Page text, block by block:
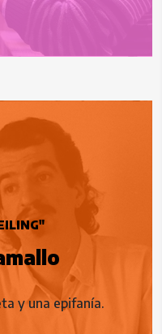
y una epifanía.